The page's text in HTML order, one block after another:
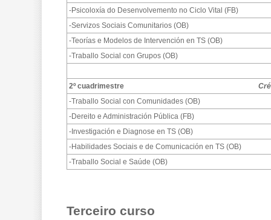
-Psicoloxía do Desenvolvemento no Ciclo Vital (FB)
-Servizos Sociais Comunitarios (OB)
-Teorías e Modelos de Intervención en TS (OB)
-Traballo Social con Grupos (OB)
2º cuadrimestre
-Traballo Social con Comunidades (OB)
-Dereito e Administración Pública (FB)
-Investigación e Diagnose en TS (OB)
-Habilidades Sociais e de Comunicación en TS (OB)
-Traballo Social e Saúde (OB)
Terceiro curso